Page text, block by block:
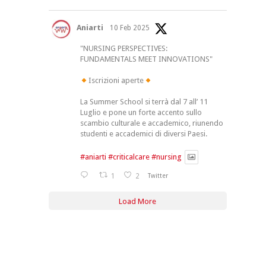
Aniarti 10 Feb 2025
"NURSING PERSPECTIVES:
FUNDAMENTALS MEET INNOVATIONS"
Iscrizioni aperte
La Summer School si terrà dal 7 all’ 11
Luglio e pone un forte accento sullo
scambio culturale e accademico, riunendo
studenti e accademici di diversi Paesi.
#aniarti #criticalcare #nursing
1 2 Twitter
Load More